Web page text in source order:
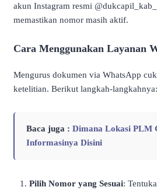
akun Instagram resmi
memastikan nomor masih aktif.
Cara Menggunakan Layanan
Mengurus dokumen via WhatsApp
ketelitian. Berikut langkah-langkahnya:
Baca juga : Dimana Lokasi PLM
Informasinya Disini
Pilih Nomor yang Sesuai: